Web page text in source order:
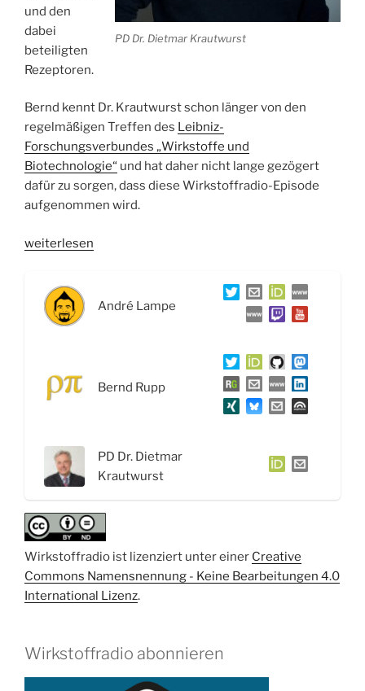
PD Dr. Dietmar Krautwurst
und den
dabei
beteiligten
Rezeptoren.
Bernd kennt Dr. Krautwurst schon länger von den
regelmäßigen Treffen des Leibniz-
Forschungsverbundes „Wirkstoffe und
Biotechnologie“ und hat daher nicht lange gezögert
dafür zu sorgen, dass diese Wirkstoffradio-Episode
aufgenommen wird.
„WSR013
unser
Geruchssinn?
Krautwurst“
weiterlesen
André Lampe
Bernd Rupp
PD Dr. Dietmar
Krautwurst
Wirkstoffradio ist lizenziert unter einer Creative
Commons Namensnennung - Keine Bearbeitungen 4.0
International Lizenz.
Wirkstoffradio abonnieren